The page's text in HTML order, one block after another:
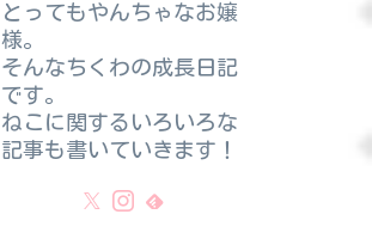
とってもやんちゃなお嬢
様。
そんなちくわの成長日記
です。
ねこに関するいろいろな
記事も書いていきます！